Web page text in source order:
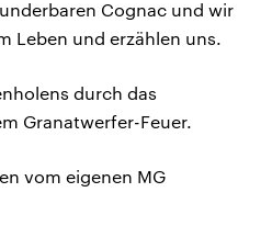
Cognac und wir
Leben und erzählen uns.
durch das
Granatwerfer-Feuer.
vom eigenen MG